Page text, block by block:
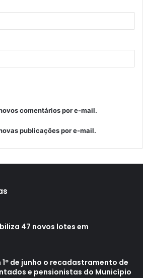
comentários por e-mail.
publicações por e-mail.
47 novos lotes em
de junho o recadastramento de
e pensionistas do Município